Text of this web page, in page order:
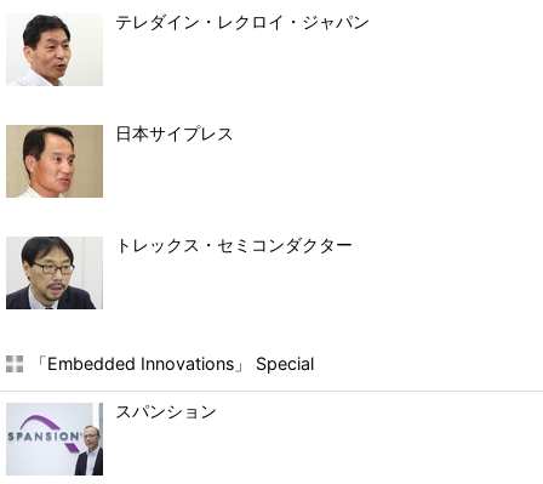
テレダイン・レクロイ・ジャパン
日本サイプレス
トレックス・セミコンダクター
「Embedded Innovations」 Special
スパンション